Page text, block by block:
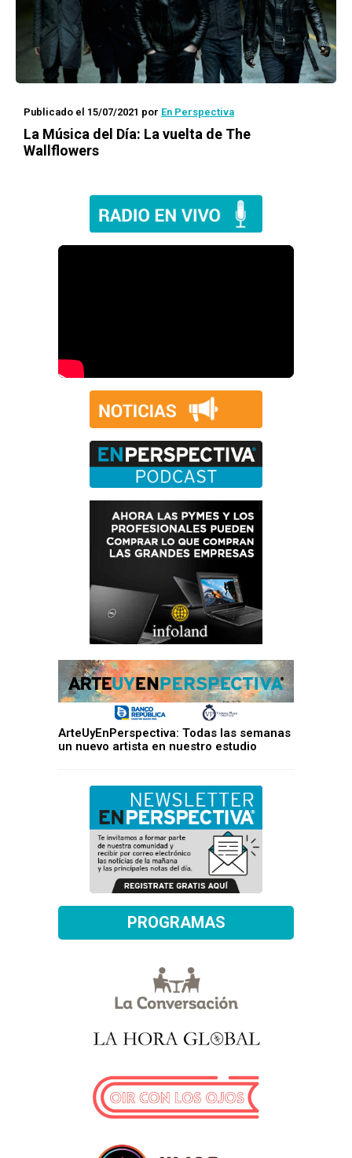
Publicado el 15/07/2021 por En Perspectiva
La Música del Día: La vuelta de The
Wallflowers
ArteUyEnPerspectiva: Todas las semanas
un nuevo artista en nuestro estudio
PROGRAMAS